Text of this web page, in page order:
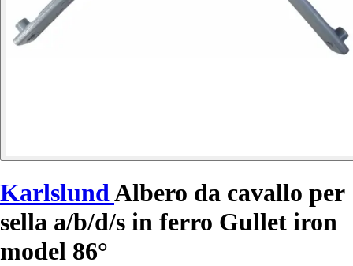
KarlslundAlbero da cavallo per
sella a/b/d/s in ferro Gullet iron
model 86°